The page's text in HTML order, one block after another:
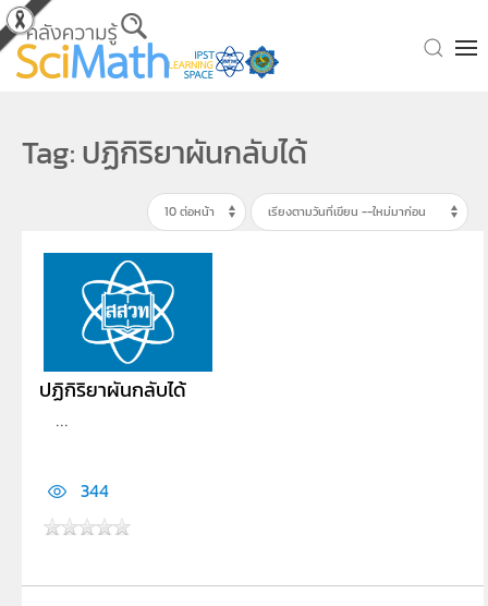
Skip to main content
Tag: ปฏิกิริยาผันกลับได้
ปฏิกิริยาผันกลับได้
...
344